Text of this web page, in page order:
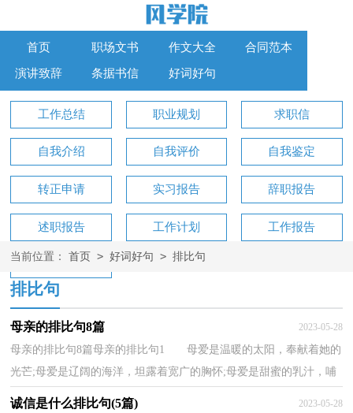
首页 职场文书 作文大全 合同范本
演讲致辞 条据书信 好词好句
工作总结 职业规划 求职信
自我介绍 自我评价 自我鉴定
转正申请 实习报告 辞职报告
述职报告 工作计划 工作报告
工作方案
当前位置： 首页 > 好词好句 > 排比句
排比句
母亲的排比句8篇 2023-05-28
母亲的排比句8篇母亲的排比句1 母爱是温暖的太阳，奉献着她的
光芒;母爱是辽阔的海洋，坦露着宽广的胸怀;母爱是甜蜜的乳汁，哺
诚信是什么排比句(5篇) 2023-05-28